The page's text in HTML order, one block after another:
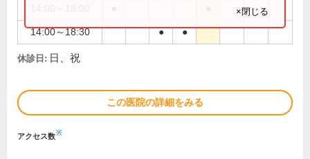
14:00～18:30 ● ●
×閉じる
休診日: 日、祝
この医院の詳細をみる
アクセス数※